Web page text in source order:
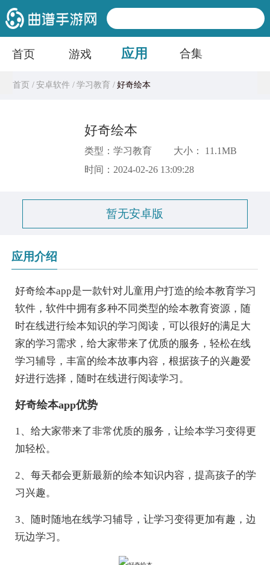
首页 游戏 应用 合集
首页 /安卓软件 /学习教育 /好奇绘本
好奇绘本
类型：学习教育
大小： 11.1MB
时间：2024-02-26 13:09:28
暂无安卓版
应用介绍
好奇绘本app是一款针对儿童用户打造的绘本教育学习
软件，软件中拥有多种不同类型的绘本教育资源，随
时在线进行绘本知识的学习阅读，可以很好的满足大
家的学习需求，给大家带来了优质的服务，轻松在线
学习辅导，丰富的绘本故事内容，根据孩子的兴趣爱
好进行选择，随时在线进行阅读学习。
好奇绘本app优势
1、给大家带来了非常优质的服务，让绘本学习变得更
加轻松。
2、每天都会更新最新的绘本知识内容，提高孩子的学
习兴趣。
3、随时随地在线学习辅导，让学习变得更加有趣，边
玩边学习。